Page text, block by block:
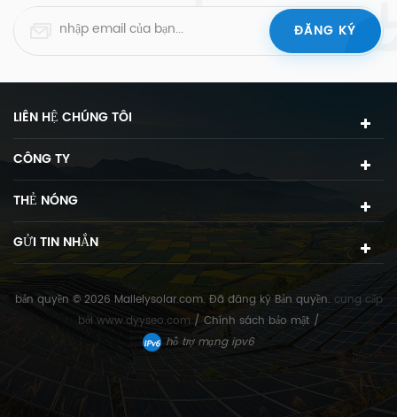
LIÊN HỆ CHÚNG TÔI
CÔNG TY
THẺ NÓNG
GỬI TIN NHẮN
bản quyền © 2026 Mailelysolar.com. Đã đăng ký Bản quyền. cung cấp
bởi www.dyyseo.com / Chính sách bảo mật /
hỗ trợ mạng ipv6